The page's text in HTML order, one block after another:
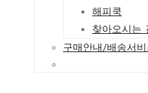
해피쿡
찾아오시는
구매안내/배송서비